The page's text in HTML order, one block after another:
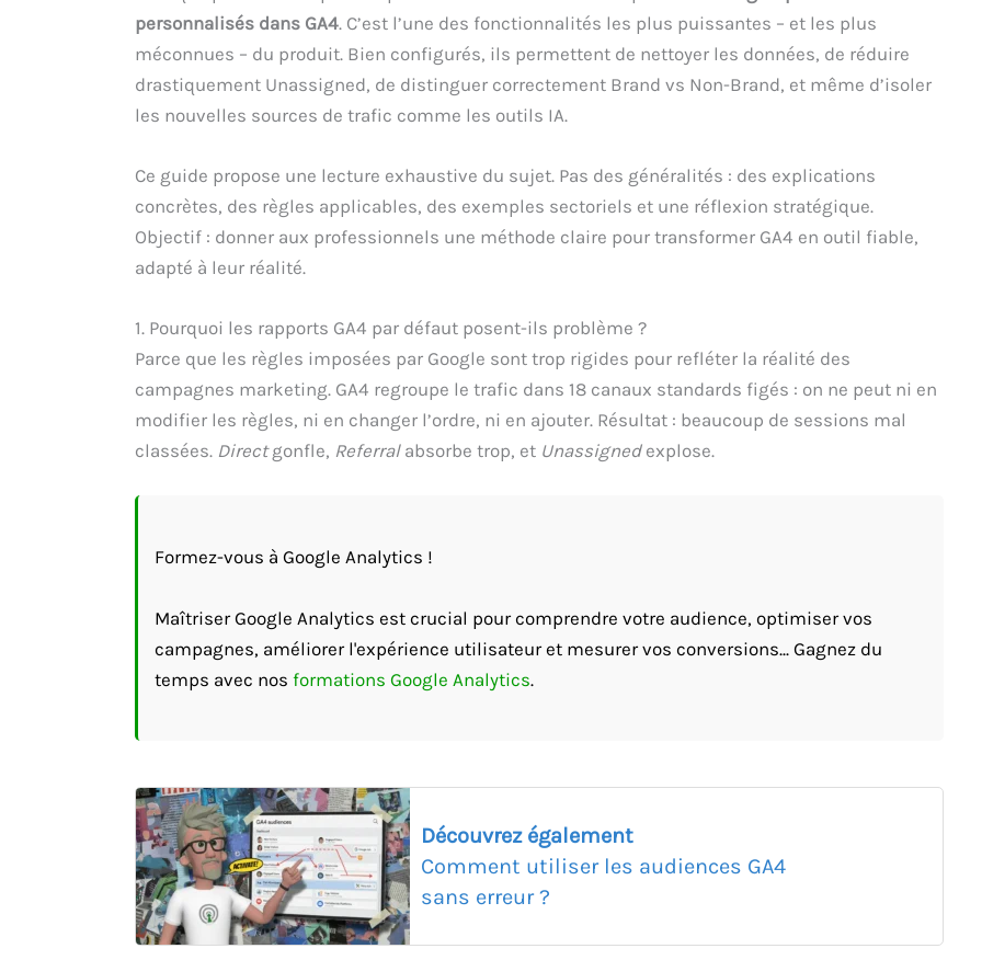
personnalisés dans GA4. C’est l’une des fonctionnalités les plus puissantes – et les plus
méconnues – du produit. Bien configurés, ils permettent de nettoyer les données, de réduire
drastiquement Unassigned, de distinguer correctement Brand vs Non-Brand, et même d’isoler
les nouvelles sources de trafic comme les outils IA.
Ce guide propose une lecture exhaustive du sujet. Pas des généralités : des explications
concrètes, des règles applicables, des exemples sectoriels et une réflexion stratégique.
Objectif : donner aux professionnels une méthode claire pour transformer GA4 en outil fiable,
adapté à leur réalité.
1. Pourquoi les rapports GA4 par défaut posent-ils problème ?
Parce que les règles imposées par Google sont trop rigides pour refléter la réalité des
campagnes marketing. GA4 regroupe le trafic dans 18 canaux standards figés : on ne peut ni en
modifier les règles, ni en changer l’ordre, ni en ajouter. Résultat : beaucoup de sessions mal
classées. Directgonfle, Referralabsorbe trop, et Unassignedexplose.
Formez-vous à Google Analytics !
Maîtriser Google Analytics est crucial pour comprendre votre audience, optimiser vos
campagnes, améliorer l'expérience utilisateur et mesurer vos conversions... Gagnez du
temps avec nos formations Google Analytics.
Découvrez également
Comment utiliser les audiences GA4
sans erreur ?